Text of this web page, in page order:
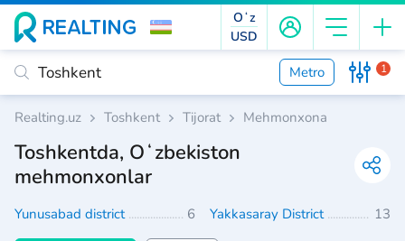
Oʻz
USD
Metro 1
Realting.uz Toshkent Tijorat Mehmonxona
Toshkentda, Oʻzbekiston
mehmonxonlar
Yunusabad district 6 Yakkasaray District 13